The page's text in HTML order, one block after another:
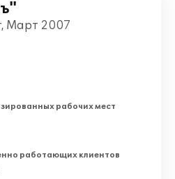
Март 2007
рабочих мест
работающих клиентов